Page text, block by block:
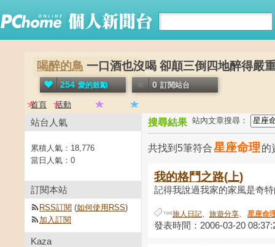
喝醉的鳥 一口酒也沒喝 卻顛三倒四地醉得嚴
254 愛的鼓勵 0 訂閱站台
首頁 活動
搜尋結果 站內文章搜尋：
共找到5筆符合星座命理 的
我的格鬥之路(上)
記得我說過我家的家風是奇
旅人日記、 旅遊分享、 星座命
發表時間：2006-03-20
站台人氣
累積人氣： 18,776
當日人氣： 0
訂閱本站
RSS訂閱 (如何使用RSS)
加入訂閱
Kaza